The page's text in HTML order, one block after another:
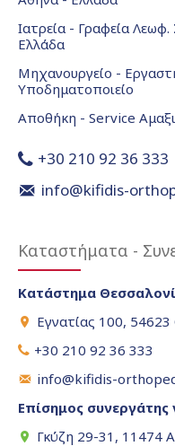
Ιατρεία - Γραφεία
Ελλάδα
Μηχανουργείο -
Υποδηματοποιείο
Αποθήκη - Service
+30 210 92 36 333
info@kifidis-
Καταστήματα -
Κατάστημα
Εγνατίας 100,
+30 210 92 36 333
info@kifidis-
Επίσημος συνεργάτης
Γκύζη 29-31, 11474